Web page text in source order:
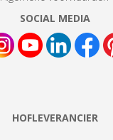
SOCIAL MEDIA
HOFLEVERANCIER